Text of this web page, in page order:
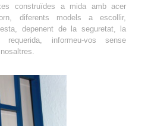
construïdes a mida amb acer
diferents models a escollir,
depenent de la seguretat, la
informeu-vos sense